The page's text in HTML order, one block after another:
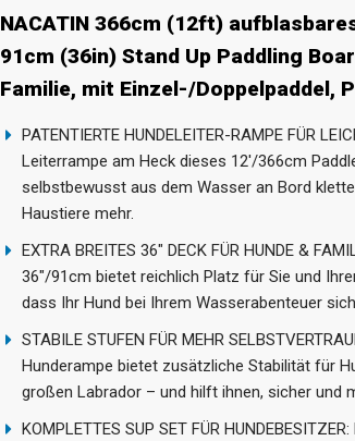
NACATIN 366cm (12ft)
91cm (36in) Stand Up Paddling
Familie, mit Einzel-/Doppelpaddel,
PATENTIERTE HUNDELEITER-RAMPE FÜR
Leiterrampe am Heck dieses 12'/366cm
selbstbewusst aus dem Wasser an Bord
Haustiere mehr.
EXTRA BREITES 36" DECK FÜR HUNDE &
36"/91cm bietet reichlich Platz für Sie und
dass Ihr Hund bei Ihrem Wasserabenteuer
STABILE STUFEN FÜR MEHR
Hunderampe bietet zusätzliche Stabilität für
großen Labrador – und hilft ihnen, sicher und
KOMPLETTES SUP SET FÜR